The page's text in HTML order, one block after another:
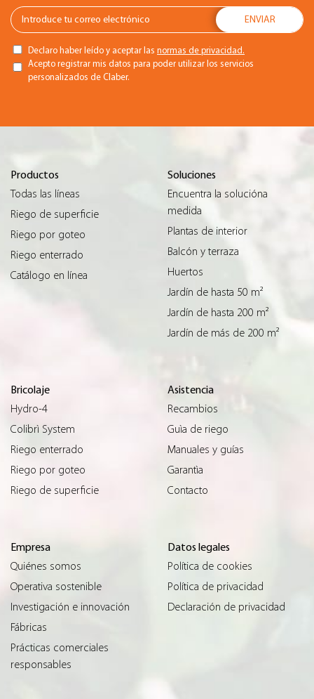
Declaro haber leído y aceptar las normas de privacidad.
Acepto registrar mis datos para poder utilizar los servicios
personalizados de Claber.
Productos
Todas las líneas
Riego de superficie
Riego por goteo
Riego enterrado
Catálogo en línea
Soluciones
Encuentra la solucióna
medida
Plantas de interior
Balcón y terraza
Huertos
Jardín de hasta 50 m²
Jardín de hasta 200 m²
Jardín de más de 200 m²
Bricolaje
Hydro-4
Colibrì System
Riego enterrado
Riego por goteo
Riego de superficie
Asistencia
Recambios
Guìa de riego
Manuales y guías
Garantìa
Contacto
Empresa
Quiénes somos
Operativa sostenible
Investigación e innovación
Fábricas
Prácticas comerciales
responsables
Datos legales
Política de cookies
Política de privacidad
Declaración de privacidad